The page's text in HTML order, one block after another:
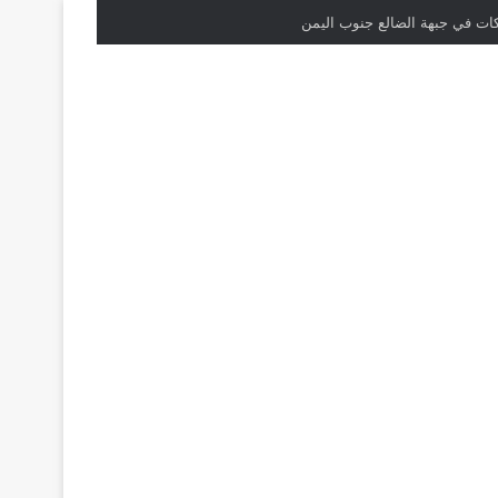
في جبهة الضالع جنوب اليمن